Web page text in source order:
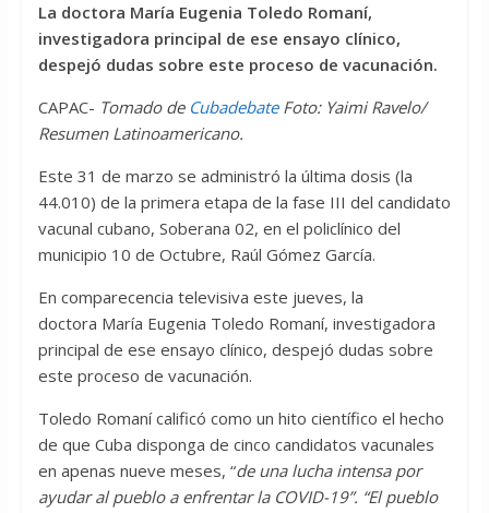
La doctora María Eugenia Toledo Romaní,
investigadora principal de ese ensayo clínico,
despejó dudas sobre este proceso de vacunación.
CAPAC- Tomado de CubadebateFoto: Yaimi Ravelo/
Resumen Latinoamericano.
Este 31 de marzo se administró la última dosis (la
44.010) de la primera etapa de la fase III del candidato
vacunal cubano, Soberana 02, en el policlínico del
municipio 10 de Octubre, Raúl Gómez García.
En comparecencia televisiva este jueves, la
doctora María Eugenia Toledo Romaní, investigadora
principal de ese ensayo clínico, despejó dudas sobre
este proceso de vacunación.
Toledo Romaní calificó como un hito científico el hecho
de que Cuba disponga de cinco candidatos vacunales
en apenas nueve meses, “de una lucha intensa por
ayudar al pueblo a enfrentar la COVID-19”. “El pueblo